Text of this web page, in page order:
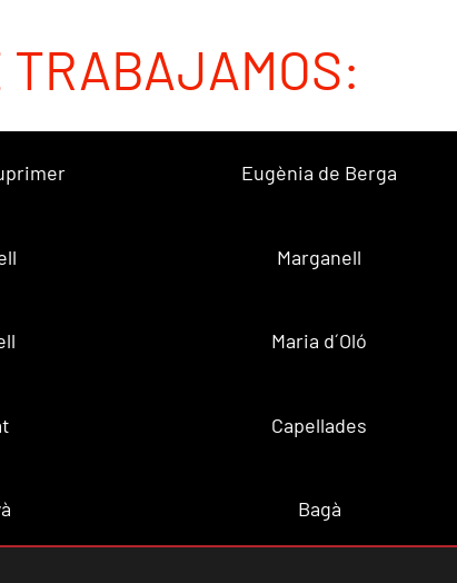
TRABAJAMOS:
Eugènia de Berga
Marganell
Maria d´Oló
Capellades
Bagà